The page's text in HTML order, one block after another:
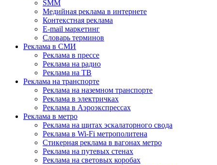
SMM
Медийная реклама в интернете
Контекстная реклама
E-mail маркетинг
Словарь терминов
Реклама в СМИ
Реклама в прессе
Реклама на радио
Реклама на ТВ
Реклама на транспорте
Реклама на наземном транспорте
Реклама в электричках
Реклама в Аэроэкспрессах
Реклама в метро
Реклама на щитах эскалаторного свода
Реклама в Wi-Fi метрополитена
Стикерная реклама в вагонах метро
Реклама на путевых стенах
Реклама на световых коробах